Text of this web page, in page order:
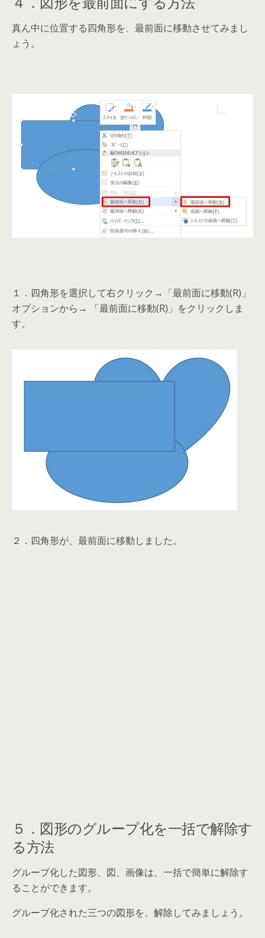
真ん中に位置する四角形を、最前面に移動させてみまし
ょう。
１．四角形を選択して右クリック→「最前面に移動(R)」
オプションから→ 「最前面に移動(R)」をクリックしま
す。
２．四角形が、最前面に移動しました。
５．図形のグループ化を一括で解除す
る方法
グループ化した図形、図、画像は、一括で簡単に解除す
ることができます。
グループ化された三つの図形を、解除してみましょう。